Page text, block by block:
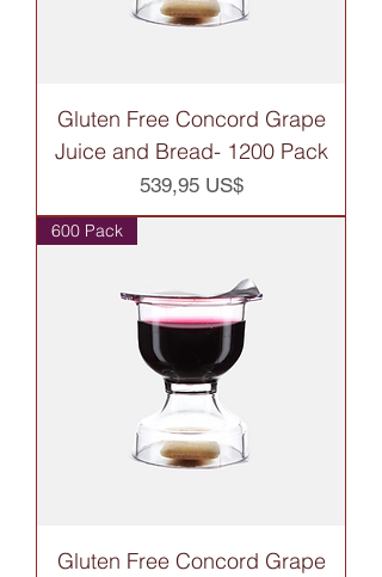
Gluten Free Concord Grape
Juice and Bread- 1200 Pack
Precio
539,95 US$
600 Pack
Gluten Free Concord Grape